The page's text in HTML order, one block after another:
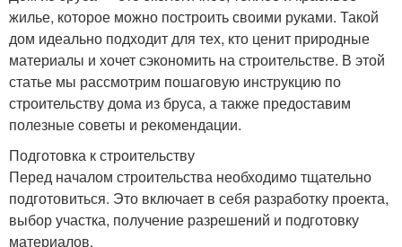
жилье, которое можно построить своими руками. Такой
дом идеально подходит для тех, кто ценит природные
материалы и хочет сэкономить на строительстве. В этой
статье мы рассмотрим пошаговую инструкцию по
строительству дома из бруса, а также предоставим
полезные советы и рекомендации.
Подготовка к строительству
Перед началом строительства необходимо тщательно
подготовиться. Это включает в себя разработку проекта,
выбор участка, получение разрешений и подготовку
материалов.